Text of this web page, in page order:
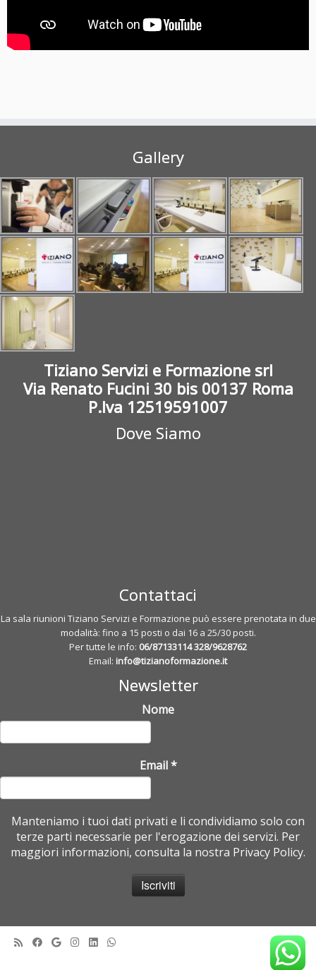
Gallery
Tiziano Servizi e Formazione srl
Via Renato Fucini 30 bis 00137 Roma
P.Iva 12519591007
Dove Siamo
Contattaci
La sala riunioni Tiziano Servizi e Formazione può essere prenotata in due
modalità: fino a 15 posti o dai 16 a 25/30 posti.
Per tutte le info: 06/87133114328/9628762
Email: info@tizianoformazione.it
Newsletter
Nome
Email*
Manteniamo i tuoi dati privati e li condividiamo solo con
terze parti necessarie per l'erogazione dei servizi. Per
maggiori informazioni, consulta la nostra Privacy Policy.